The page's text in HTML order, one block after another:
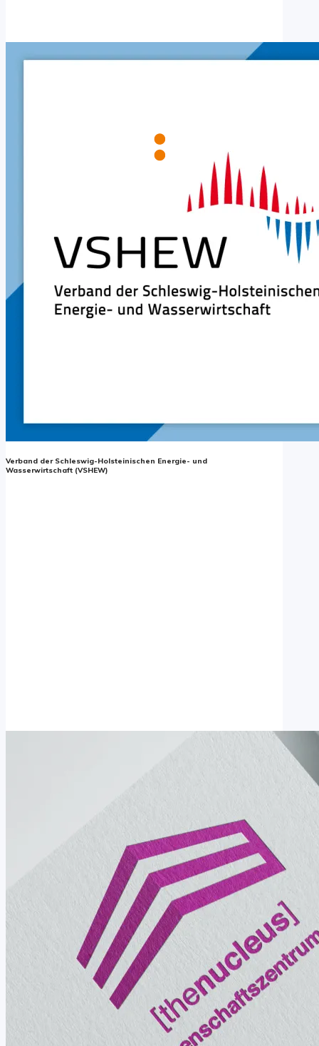
Verband der Schleswig-Holsteinischen Energie- und
Wasserwirtschaft (VSHEW)